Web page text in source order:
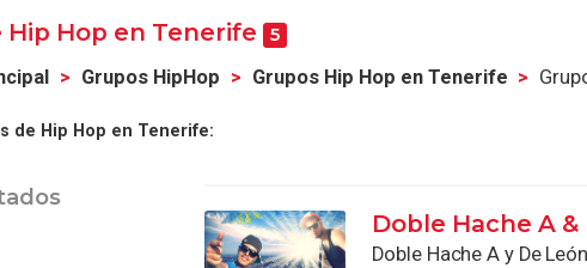
Hip Hop en Tenerife 5
Grupos HipHop Grupos Hip Hop en Tenerife
de Hip Hop en Tenerife:
Doble Hache A &
Doble Hache A y De